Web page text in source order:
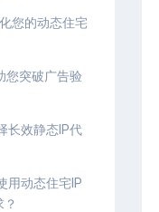
您的动态住宅
您突破广告验
长效静态IP代
用动态住宅IP